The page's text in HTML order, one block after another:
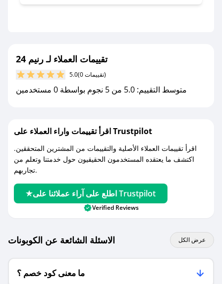
مع صحصح، تسوق بذكاء ووفّر على كل مشترياتك مع
تقييمات العملاء لـ رنيم 24
5.0 (0 تقييمات)
متوسط التقييم: 5.0 من 5 نجوم بواسطة 0 مستخدمين
اقرأ تقييمات واراء العملاء على Trustpilot
اقرأ تقييمات العملاء الأصلية والتقييمات من المشترين المتحققين.
اكتشف ما يعتقده المستخدمون الحقيقيون حول خدمتنا وتعلم من
تجاربهم.
اطلع على آراء عملائنا على Trustpilot
Verified Reviews
الاسئلة الشائعة عن الكوبونات عرض الكل
ما معنى كود خصم ؟